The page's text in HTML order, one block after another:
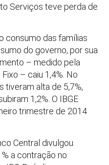
Serviços teve perda de
consumo das famílias
do governo, por sua
– medido pela
– caiu 1,4%. No
alta de 5,7%,
1,2%. O IBGE
trimestre de 2014
Central divulgou
a contração no